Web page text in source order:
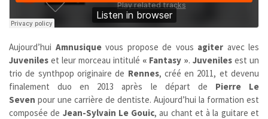
Aujourd’hui Amnusiquevous propose de vous agiter avec les
Juveniles et leur morceau intitulé « Fantasy ».Juveniles est un
trio de synthpop originaire de Rennes, créé en 2011, et devenu
finalement duo en 2013 après le départ de Pierre Le
Seven pour une carrière de dentiste. Aujourd’hui la formation est
composée de Jean-Sylvain Le Gouic, au chant et à la guitare et